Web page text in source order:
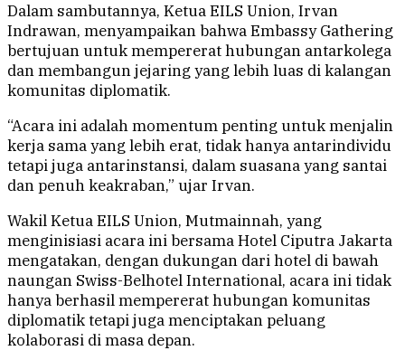
Dalam sambutannya, Ketua EILS Union, Irvan
Indrawan, menyampaikan bahwa Embassy Gathering
bertujuan untuk mempererat hubungan antarkolega
dan membangun jejaring yang lebih luas di kalangan
komunitas diplomatik.
“Acara ini adalah momentum penting untuk menjalin
kerja sama yang lebih erat, tidak hanya antarindividu
tetapi juga antarinstansi, dalam suasana yang santai
dan penuh keakraban,” ujar Irvan.
Wakil Ketua EILS Union, Mutmainnah, yang
menginisiasi acara ini bersama Hotel Ciputra Jakarta
mengatakan, dengan dukungan dari hotel di bawah
naungan Swiss-Belhotel International, acara ini tidak
hanya berhasil mempererat hubungan komunitas
diplomatik tetapi juga menciptakan peluang
kolaborasi di masa depan.